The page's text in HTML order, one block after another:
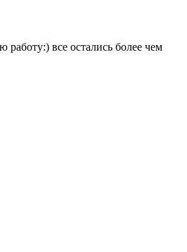
все остались более чем